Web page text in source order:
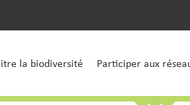
la biodiversité Participer aux